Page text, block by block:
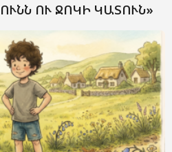
ՈՒ ՋՈԿԻ ԿԱՏՈՒՆ»